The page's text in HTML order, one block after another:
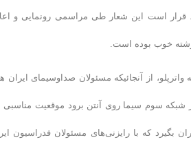
قرار است این شعار طی مراسمی رونمایی و
خوب بوده است.
واترپلو، از آنجائیکه مسئولان صداوسیمای
شبکه سوم سیما روی آنتن برود موقعیت
بگیرد که با رایزنی‌های مسئولان فدراسیون